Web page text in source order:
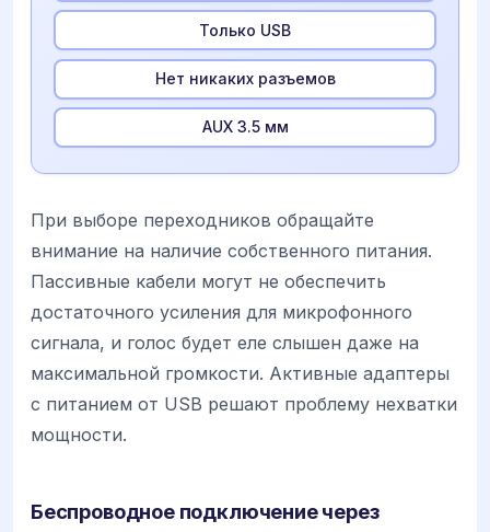
Только USB
Нет никаких разъемов
AUX 3.5 мм
При выборе переходников обращайте
внимание на наличие собственного питания.
Пассивные кабели могут не обеспечить
достаточного усиления для микрофонного
сигнала, и голос будет еле слышен даже на
максимальной громкости. Активные адаптеры
с питанием от USB решают проблему нехватки
мощности.
Беспроводное подключение через